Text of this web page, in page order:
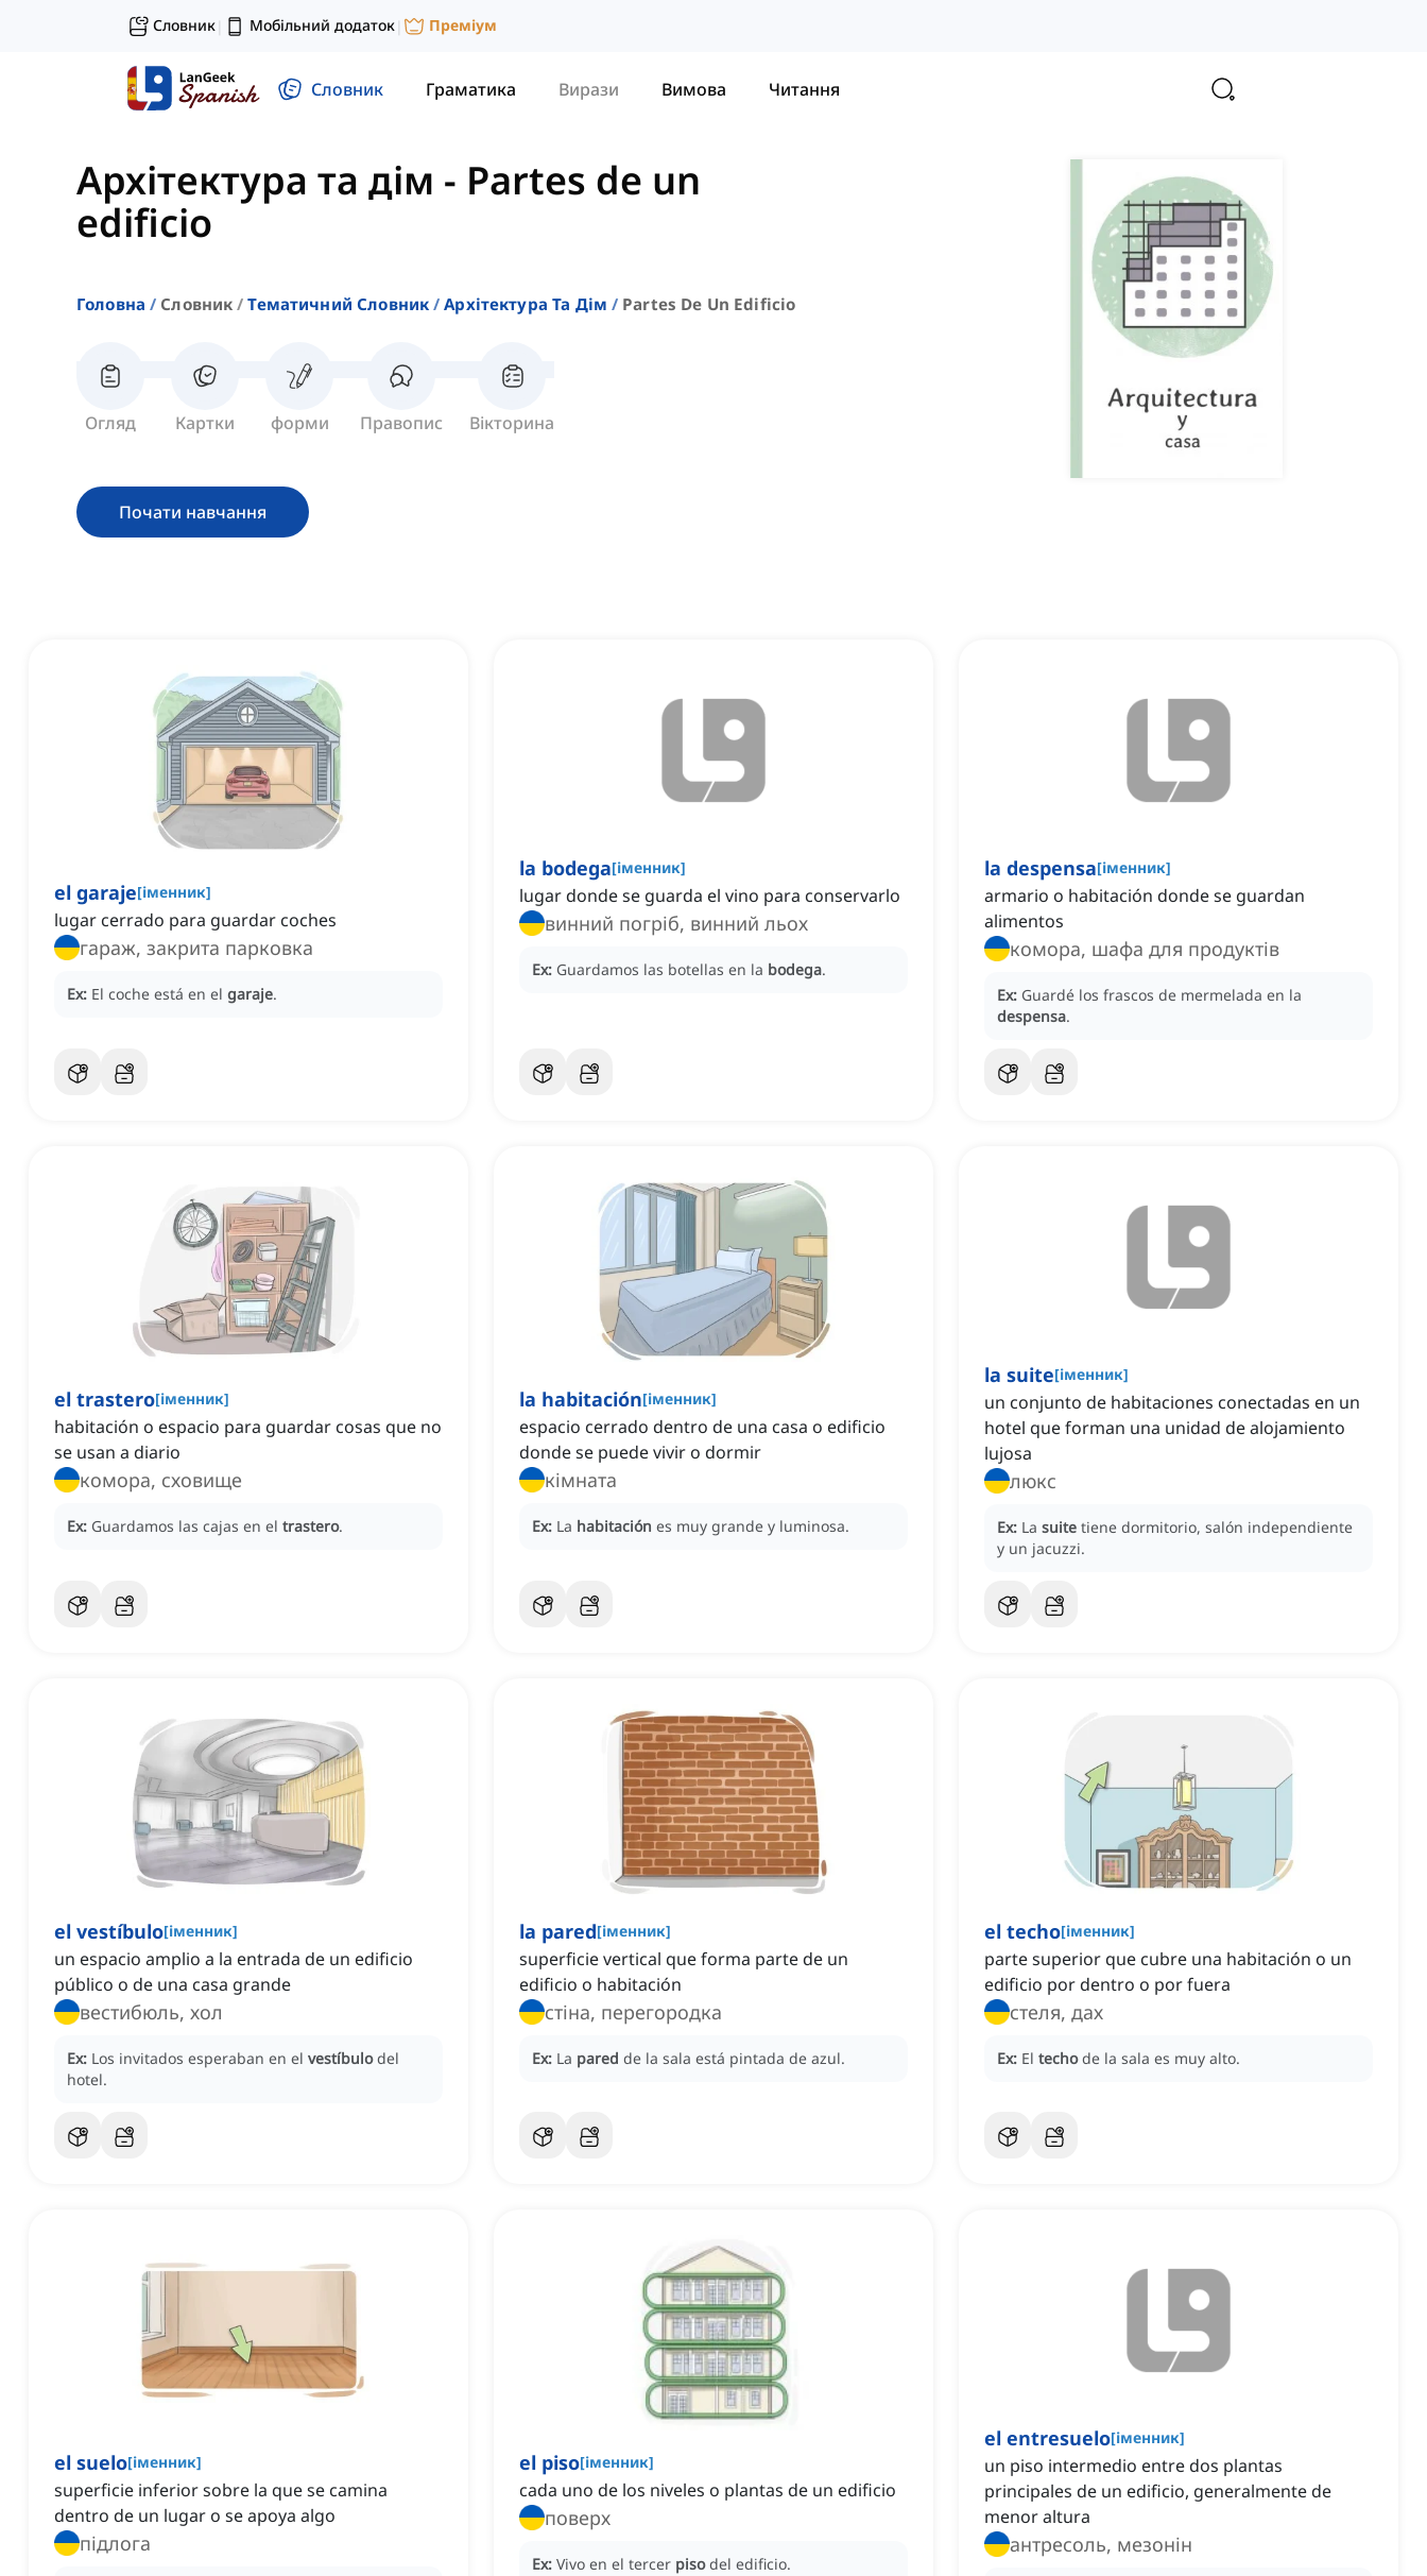
Словник| Мобільний додаток| Преміум
Словник Граматика Вирази Вимова Читання
Архітектура та дім - Partes de un
edificio
Головна Словник Тематичний Словник Архітектура Та Дім Partes De Un Edificio
Огляд Картки форми Правопис Вікторина
Почати навчання
el garaje[іменник]
lugar cerrado para guardar coches
гараж, закрита парковка
Ex: El coche está en el garaje.
la bodega[іменник]
lugar donde se guarda el vino para conservarlo
винний погріб, винний льох
Ex: Guardamos las botellas en la bodega.
la despensa[іменник]
armario o habitación donde se guardan
alimentos
комора, шафа для продуктів
Ex: Guardé los frascos de mermelada en la
despensa.
el trastero[іменник]
habitación o espacio para guardar cosas que no
se usan a diario
комора, сховище
Ex: Guardamos las cajas en el trastero.
la habitación[іменник]
espacio cerrado dentro de una casa o edificio
donde se puede vivir o dormir
кімната
Ex: La habitación es muy grande y luminosa.
la suite[іменник]
un conjunto de habitaciones conectadas en un
hotel que forman una unidad de alojamiento
lujosa
люкс
Ex: La suite tiene dormitorio, salón independiente
y un jacuzzi.
el vestíbulo[іменник]
un espacio amplio a la entrada de un edificio
público o de una casa grande
вестибюль, хол
Ex: Los invitados esperaban en el vestíbulo del
hotel.
la pared[іменник]
superficie vertical que forma parte de un
edificio o habitación
стіна, перегородка
Ex: La pared de la sala está pintada de azul.
el techo[іменник]
parte superior que cubre una habitación o un
edificio por dentro o por fuera
стеля, дах
Ex: El techo de la sala es muy alto.
el suelo[іменник]
superficie inferior sobre la que se camina
dentro de un lugar o se apoya algo
підлога
el piso[іменник]
cada uno de los niveles o plantas de un edificio
поверх
Ex: Vivo en el tercer piso del edificio.
el entresuelo[іменник]
un piso intermedio entre dos plantas
principales de un edificio, generalmente de
menor altura
антресоль, мезонін